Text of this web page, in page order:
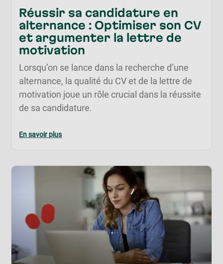
Réussir sa candidature en
alternance : Optimiser son CV
et argumenter la lettre de
motivation
Lorsqu’on se lance dans la recherche d’une
alternance, la qualité du CV et de la lettre de
motivation joue un rôle crucial dans la réussite
de sa candidature.
En savoir plus